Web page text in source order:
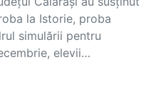
la Istorie, proba
simulării pentru
elevii…